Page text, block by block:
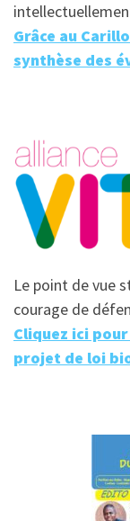
Grâce au
synthèse des
Le point de vue
courage de
Cliquez ici
projet de loi